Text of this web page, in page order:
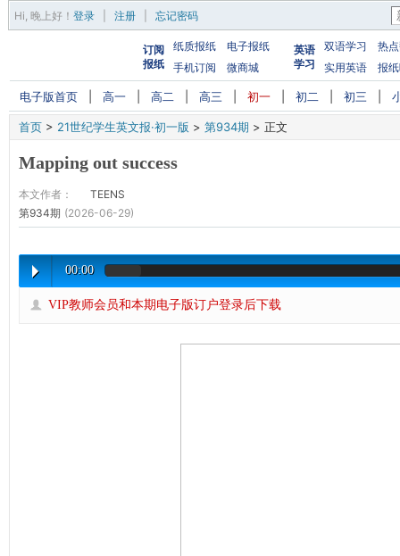
Hi, 晚上好 ！ 登录 注册 忘记密码
订阅
报纸
纸质报纸
电子报纸
手机订阅
微商城
英语
学习
双语学习
热
实用英语
报
电子版首页 高一 高二 高三 初一 初二 初三
首页 > 21世纪学生英文报·初一版 > 第934期 > 正文
Mapping out success
本文作者：
TEENS
第934期 (2026-06-29)
00:00
VIP教师会员和本期电子版订户登录后下载